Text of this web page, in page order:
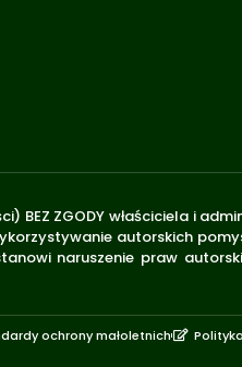
BEZ ZGODY właściciela i
autorskich
naruszenie praw
ochrony małoletnich